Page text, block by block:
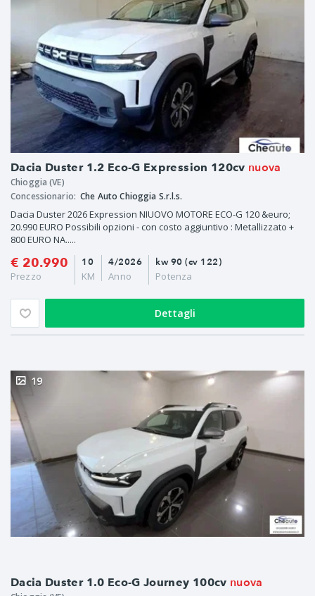
Dacia Duster 1.2 Eco-G Expression 120cv nuova
Chioggia (VE)
Concessionario: Che Auto Chioggia S.r.l.s.
Dacia Duster 2026 Expression NIUOVO MOTORE ECO-G 120 &euro;
20.990 EURO Possibili opzioni - con costo aggiuntivo : Metallizzato +
800 EURO NA.....
€ 20.990
Prezzo
4/2026
Anno
10
KM
kw 90 (cv 122)
Potenza
Dettagli
Dacia Duster 1.0 Eco-G Journey 100cv nuova
19